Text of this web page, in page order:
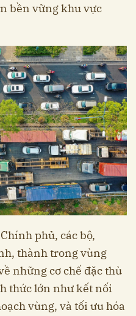
bền vững khu vực
phủ, các bộ,
thành trong vùng
những cơ chế đặc thù
thức lớn như kết nối
vùng, và tối ưu hóa